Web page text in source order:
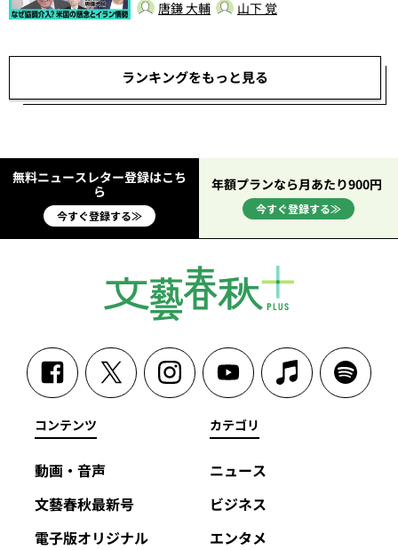
唐鎌 大輔 山下 覚
ランキングをもっと見る
無料ニュースレター登録はこち
ら
今すぐ登録する≫
年額プランなら月あたり900円
今すぐ登録する≫
コンテンツ
動画・音声
文藝春秋最新号
電子版オリジナル
カテゴリ
ニュース
ビジネス
エンタメ